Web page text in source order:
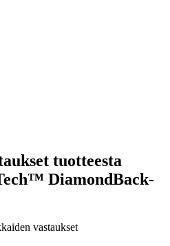
tuotteesta
DiamondBack-
vastaukset